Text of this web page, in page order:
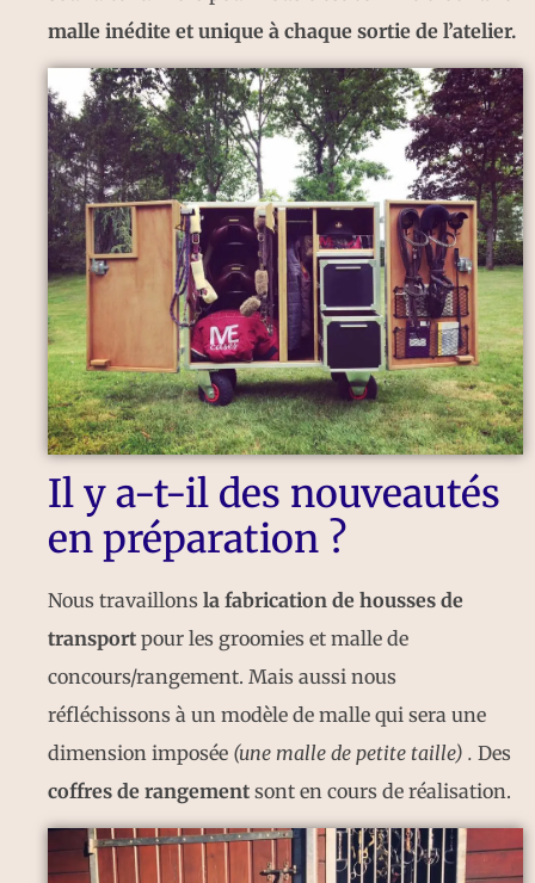
malle inédite et unique à chaque sortie de l’atelier.
Il y a-t-il des nouveautés
en préparation ?
Nous travaillons la fabrication de housses de
transport pour les groomies et malle de
concours/rangement. Mais aussi nous
réfléchissons à un modèle de malle qui sera une
dimension imposée (une malle de petite taille) . Des
coffres de rangement sont en cours de réalisation.